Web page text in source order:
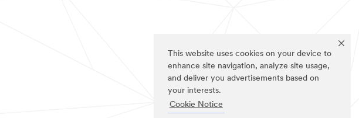
This website uses cookies on your device to
enhance site navigation, analyze site usage,
and deliver you advertisements based on
your interests.
Cookie Notice